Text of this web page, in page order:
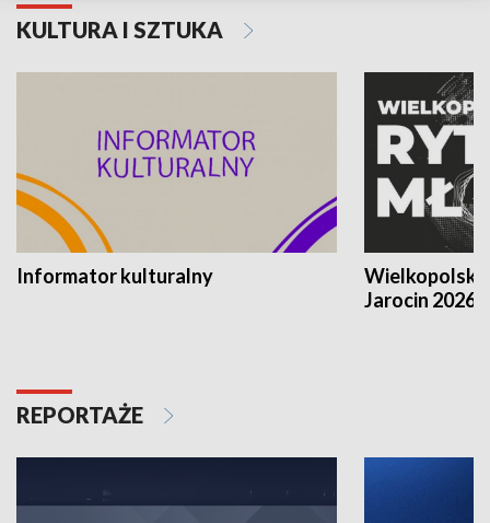
KULTURA I SZTUKA
Informator kulturalny
Jarocin 2026
REPORTAŻE